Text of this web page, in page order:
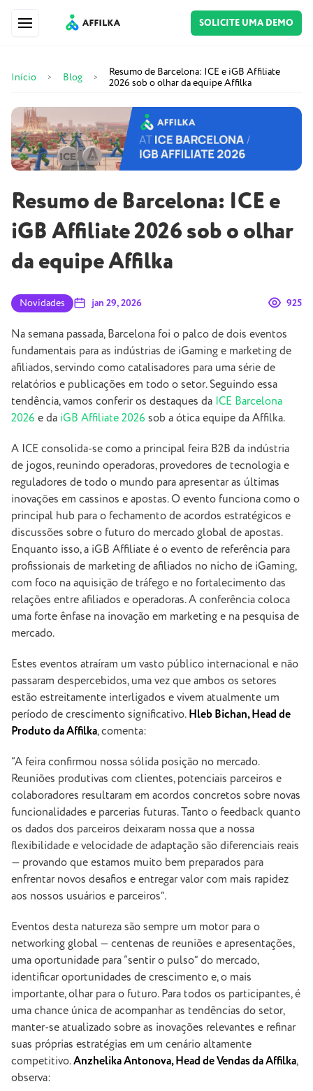
SOLICITE UMA DEMO
Início > Blog >
Resumo de Barcelona: ICE e iGB Affiliate
2026 sob o olhar da equipe Affilka
Resumo de Barcelona: ICE e
iGB Affiliate 2026 sob o olhar
da equipe Affilka
Novidades jan 29, 2026 925
Na semana passada, Barcelona foi o palco de dois eventos
fundamentais para as indústrias de iGaming e marketing de
afiliados, servindo como catalisadores para uma série de
relatórios e publicações em todo o setor. Seguindo essa
tendência, vamos conferir os destaques da ICE Barcelona
2026 e da iGB Affiliate 2026 sob a ótica equipe da Affilka.
A ICE consolida-se como a principal feira B2B da indústria
de jogos, reunindo operadoras, provedores de tecnologia e
reguladores de todo o mundo para apresentar as últimas
inovações em cassinos e apostas. O evento funciona como o
principal hub para o fechamento de acordos estratégicos e
discussões sobre o futuro do mercado global de apostas.
Enquanto isso, a iGB Affiliateé o evento de referência para
profissionais de marketing de afiliados no nicho de iGaming,
com foco na aquisição de tráfego e no fortalecimento das
relações entre afiliados e operadoras. A conferência coloca
uma forte ênfase na inovação em marketing e na pesquisa de
mercado.
Estes eventos atraíram um vasto público internacional e não
passaram despercebidos, uma vez que ambos os setores
estão estreitamente interligados e vivem atualmente um
período de crescimento significativo.Hleb Bichan, Head de
Produto da Affilka, comenta:
“A feira confirmou nossa sólida posição no mercado.
Reuniões produtivas com clientes, potenciais parceiros e
colaboradores resultaram em acordos concretos sobre novas
funcionalidades e parcerias futuras. Tanto o feedback quanto
os dados dos parceiros deixaram nossa que a nossa
flexibilidade e velocidade de adaptação são diferenciais reais
— provando que estamos muito bem preparados para
enfrentar novos desafios e entregar valor com mais rapidez
aos nossos usuários e parceiros”.
Eventos desta natureza são sempre um motor para o
networking global — centenas de reuniões e apresentações,
uma oportunidade para “sentir o pulso” do mercado,
identificar oportunidades de crescimento e, o mais
importante, olhar para o futuro. Para todos os participantes, é
uma chance única de acompanhar as tendências do setor,
manter-se atualizado sobre as inovações relevantes e refinar
suas próprias estratégias em um cenário altamente
competitivo.Anzhelika Antonova, Head de Vendas da Affilka,
observa: